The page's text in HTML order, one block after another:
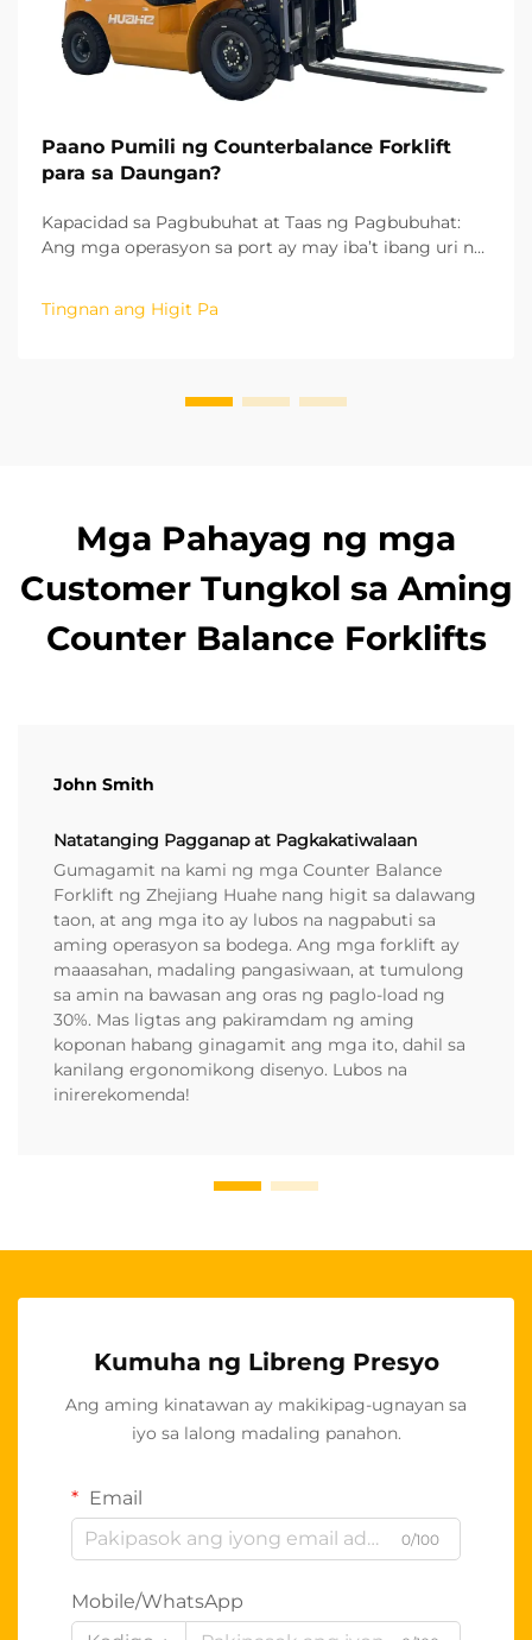
Paano Pumili ng Counterbalance Forklift
para sa Daungan?
Kapacidad sa Pagbubuhat at Taas ng Pagbubuhat:
Ang mga operasyon sa port ay may iba’t ibang uri ng
hanggang sa maliit na aksesorya ng container, kaya
ang kapasidad sa pagbubuhat ay ang unang
Tingnan ang Higit Pa
Mga Pahayag ng mga
Customer Tungkol sa Aming
Counter Balance Forklifts
John Smith
Natatanging Pagganap at Pagkakatiwalaan
Gumagamit na kami ng mga Counter Balance
Forklift ng Zhejiang Huahe nang higit sa dalawang
taon, at ang mga ito ay lubos na nagpabuti sa
aming operasyon sa bodega. Ang mga forklift ay
maaasahan, madaling pangasiwaan, at tumulong
sa amin na bawasan ang oras ng paglo-load ng
30%. Mas ligtas ang pakiramdam ng aming
koponan habang ginagamit ang mga ito, dahil sa
kanilang ergonomikong disenyo. Lubos na
inirerekomenda!
Kumuha ng Libreng Presyo
Ang aming kinatawan ay makikipag-ugnayan sa
iyo sa lalong madaling panahon.
Email
0/100
Mobile/WhatsApp